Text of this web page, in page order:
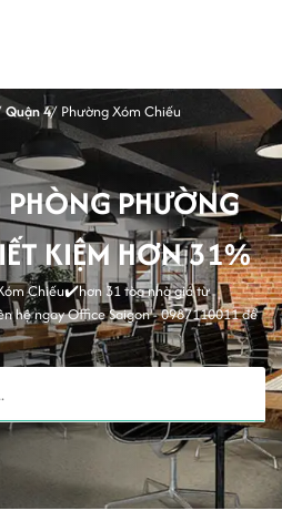
Quận 4 Phường Xóm Chiếu
PHÒNG PHƯỜNG
KIỆM HƠN 31%
Chiếu✔️hơn 31 tòa nhà giá từ
hệ ngay Office Saigon - 0987110011 để